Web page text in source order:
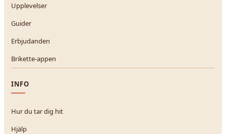
Upplevelser
Guider
Erbjudanden
Brikette-appen
INFO
Hur du tar dig hit
Hjälp